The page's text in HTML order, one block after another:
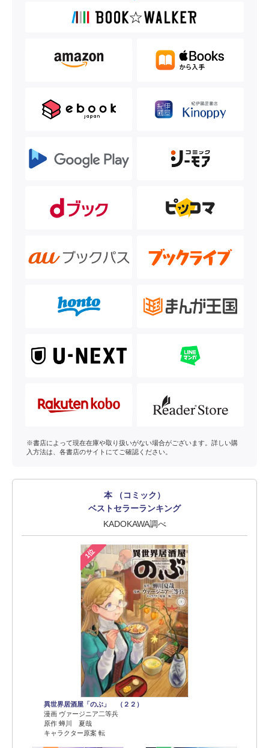
※書店によって現在在庫や取り扱いがない場合がございます。詳しい購
入方法は、各書店のサイトにてご確認ください。
本 （コミック）
ベストセラーランキング
KADOKAWA調べ
1位
異世界居酒屋「のぶ」 （２２）
漫画 ヴァージニア二等兵
原作 蝉川 夏哉
キャラクター原案 転